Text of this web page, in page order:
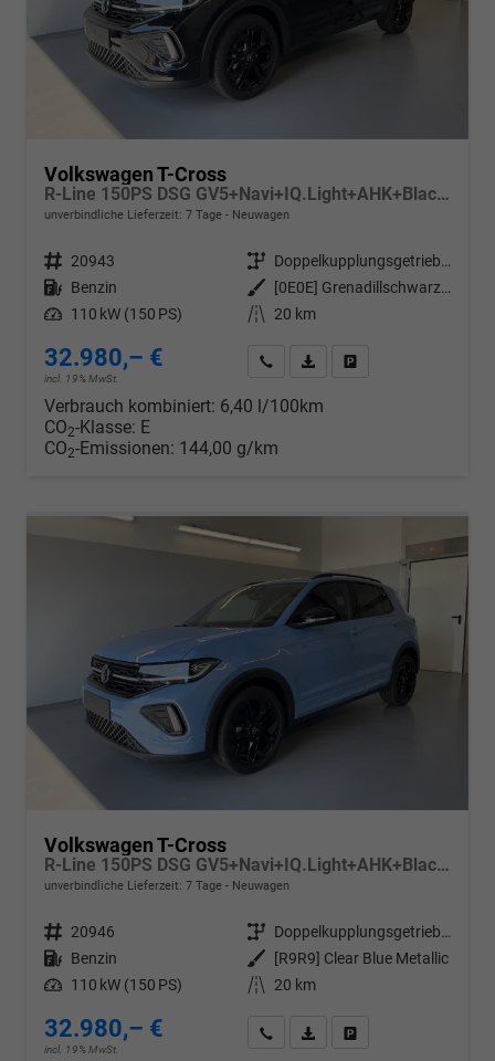
Volkswagen T-Cross
R-Line 150PS DSG GV5+Navi+IQ.Light+AHK+Black+Cam+Keyless+Side+Climatronic
unverbindliche Lieferzeit: 7 Tage Neuwagen
Fahrzeugnr. 20943 Getriebe
Doppelkupplungsgetriebe (DSG)
Kraftstoff Benzin Außenfarbe
[0E0E] Grenadillschwarz Metallic
Leistung 110 kW (150 PS) Kilometerstand 20 km
32.980,– €
incl. 19% MwSt.
Wir rufen Sie anPDF-Datei, Fahrzeugexposé
Verbrauch kombiniert: 6,40 l/100km
CO2-Klasse: E
CO2-Emissionen: 144,00 g/km
Volkswagen T-Cross
R-Line 150PS DSG GV5+Navi+IQ.Light+AHK+Black+Cam+Keyless+Side+Climatronic
unverbindliche Lieferzeit: 7 Tage Neuwagen
Fahrzeugnr. 20946 Getriebe
Doppelkupplungsgetriebe (DSG)
Kraftstoff Benzin Außenfarbe
[R9R9] Clear Blue Metallic
Leistung 110 kW (150 PS) Kilometerstand 20 km
32.980,– €
incl. 19% MwSt.
Wir rufen Sie anPDF-Datei, Fahrzeugexposé